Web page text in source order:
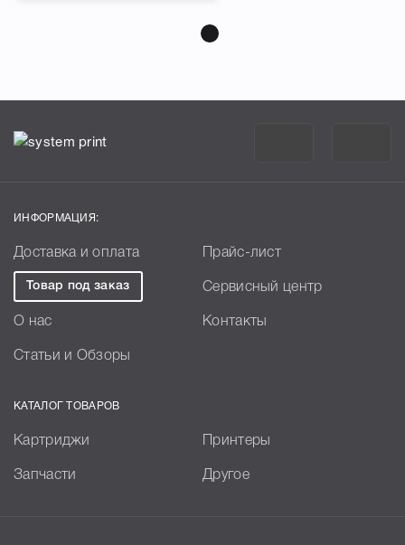
ИНФОРМАЦИЯ:
Доставка и оплата Прайс-лист
Товар под заказ Сервисный центр
О нас Контакты
Статьи и Обзоры
КАТАЛОГ ТОВАРОВ
Картриджи Принтеры
Запчасти Другое